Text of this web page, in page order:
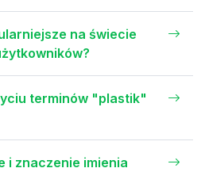
na świecie
terminów "plastik"
i znaczenie imienia